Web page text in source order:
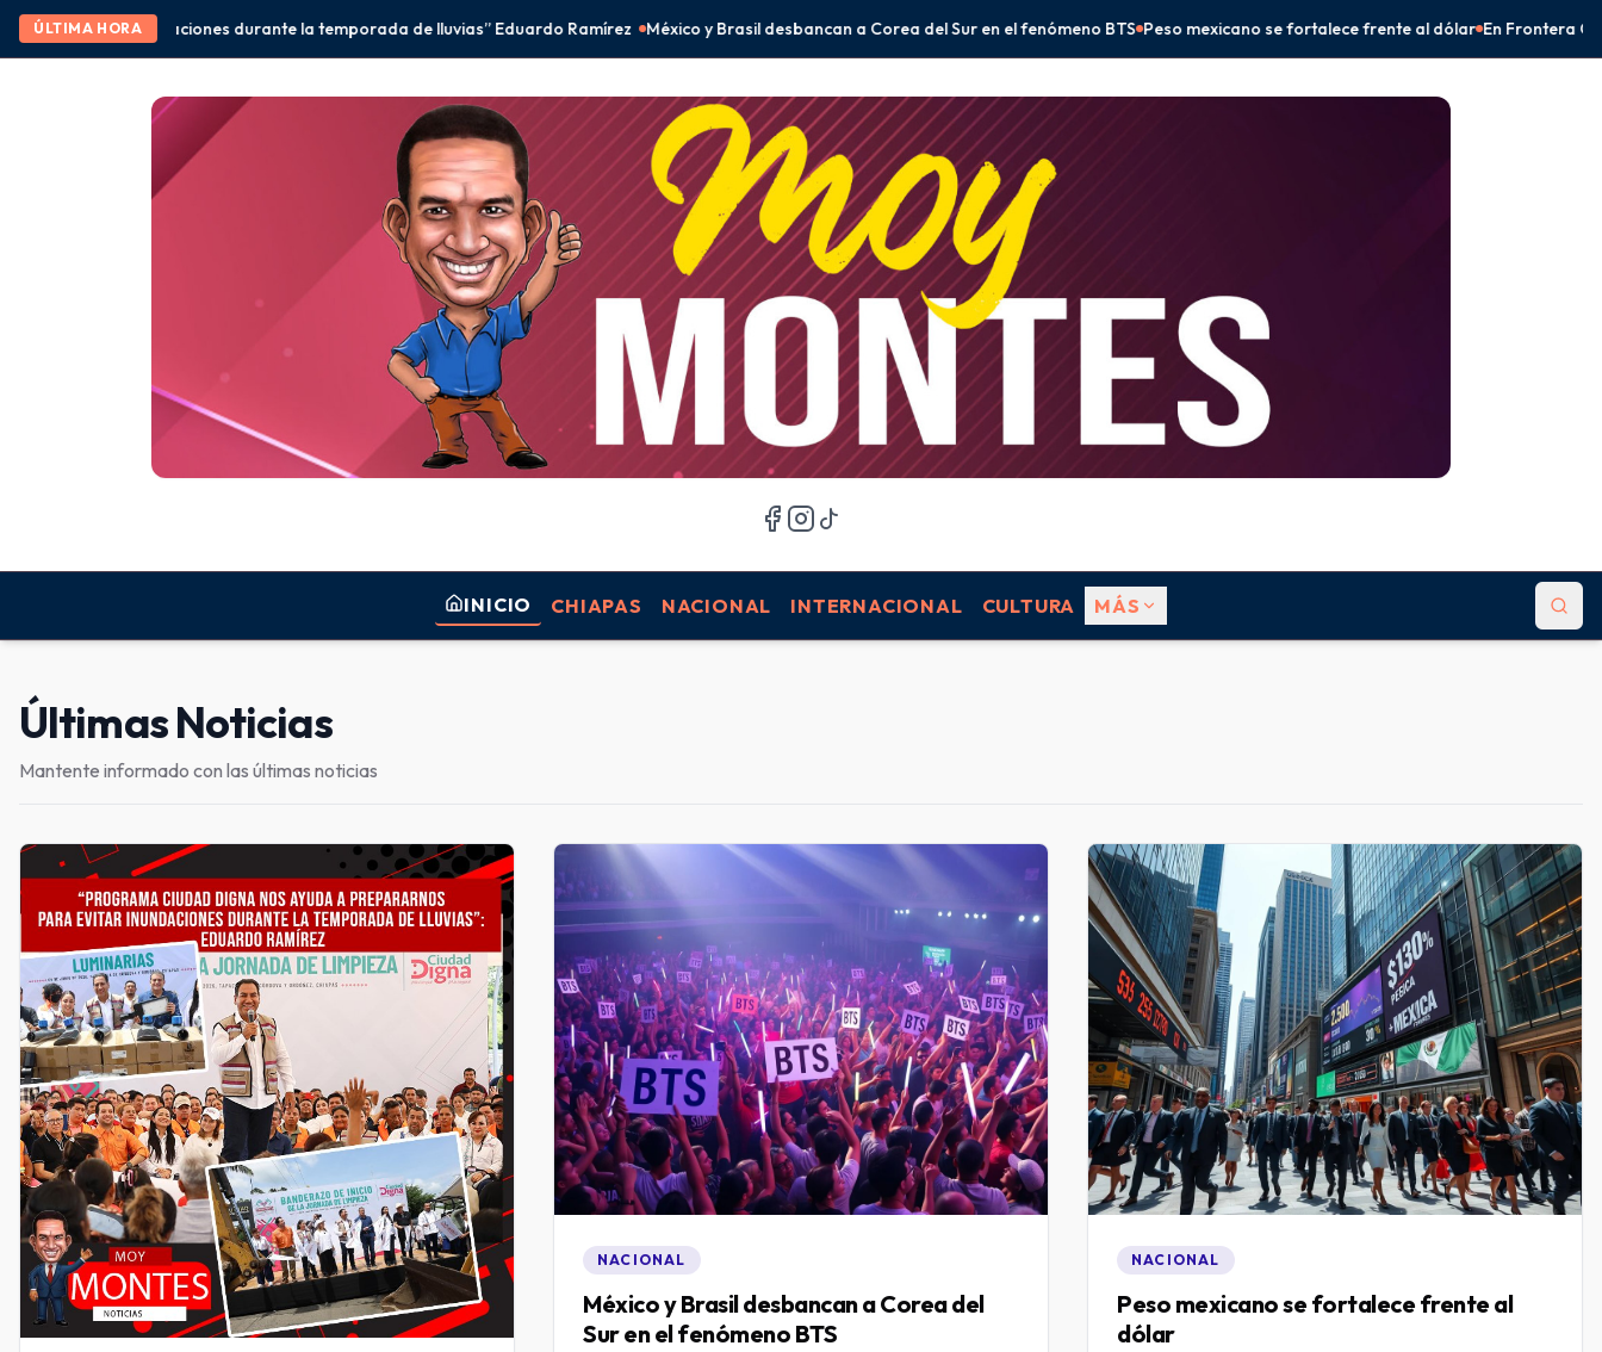
ÚLTIMA HORA
la temporada de lluvias” Eduardo Ramírez México y Brasil desbancan a Corea del Sur en el fenómeno BTS Peso mexicano se fortalece frente al dólar En Frontera Comalapa, Eduardo Ramírez
INICIO CHIAPAS NACIONAL INTERNACIONAL CULTURA MÁS
Últimas Noticias
Mantente informado con las últimas noticias
NACIONAL
México y Brasil desbancan a Corea del
Sur en el fenómeno BTS
NACIONAL
Peso mexicano se fortalece frente al
dólar